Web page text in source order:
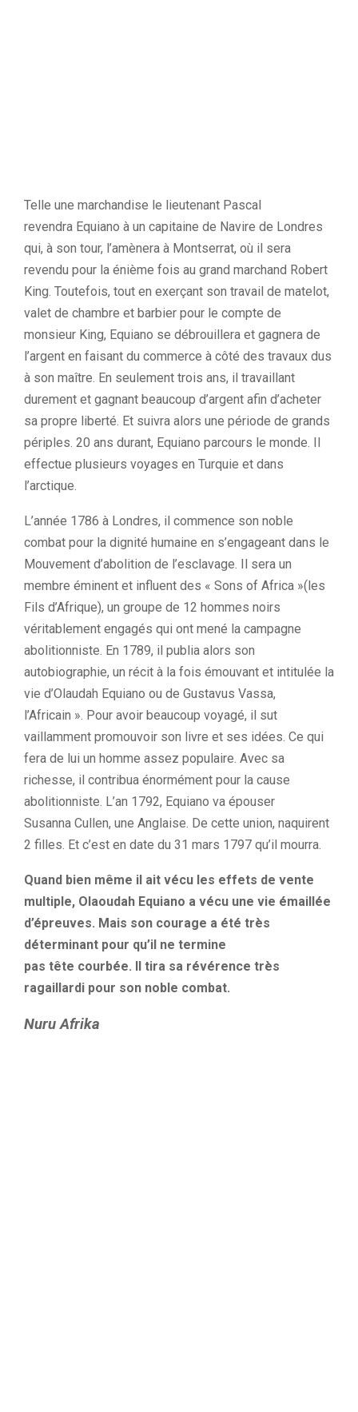
Telle une marchandise le lieutenant Pascal
revendra Equiano à un capitaine de Navire de Londres
qui, à son tour, l’amènera à Montserrat, où il sera
revendu pour la énième fois au grand marchand Robert
King. Toutefois, tout en exerçant son travail de matelot,
valet de chambre et barbier pour le compte de
monsieur King, Equiano se débrouillera et gagnera de
l’argent en faisant du commerce à côté des travaux dus
à son maître. En seulement trois ans, il travaillant
durement et gagnant beaucoup d’argent afin d’acheter
sa propre liberté. Et suivra alors une période de grands
périples. 20 ans durant, Equiano parcours le monde. Il
effectue plusieurs voyages en Turquie et dans
l’arctique.
L’année 1786 à Londres, il commence son noble
combat pour la dignité humaine en s’engageant dans le
Mouvement d’abolition de l’esclavage. Il sera un
membre éminent et influent des « Sons of Africa »(les
Fils d’Afrique), un groupe de 12 hommes noirs
véritablement engagés qui ont mené la campagne
abolitionniste. En 1789, il publia alors son
autobiographie, un récit à la fois émouvant et intitulée la
vie d’Olaudah Equiano ou de Gustavus Vassa,
l’Africain ». Pour avoir beaucoup voyagé, il sut
vaillamment promouvoir son livre et ses idées. Ce qui
fera de lui un homme assez populaire. Avec sa
richesse, il contribua énormément pour la cause
abolitionniste. L’an 1792, Equiano va épouser
Susanna Cullen, une Anglaise. De cette union, naquirent
2 filles. Et c’est en date du 31 mars 1797 qu’il mourra.
Quand bien même il ait vécu les effets de vente
multiple, Olaoudah Equiano a vécu une vie émaillée
d’épreuves. Mais son courage a été très
déterminant pour qu’il ne termine
pas tête courbée. Il tira sa révérence très
ragaillardi pour son noble combat.
Nuru Afrika